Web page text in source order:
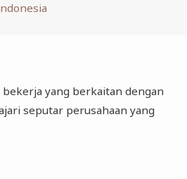
yang berkaitan dengan
seputar perusahaan yang